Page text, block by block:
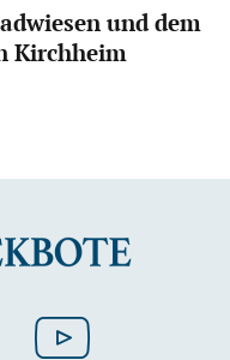
und dem
Kirchheim